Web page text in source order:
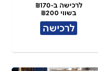
לרכישה ב-₪170
בשווי ₪200
לרכישה